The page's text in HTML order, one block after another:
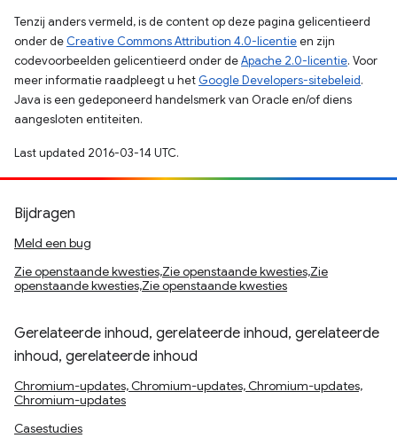
Tenzij anders vermeld, is de content op deze pagina gelicentieerd
onder de Creative Commons Attribution 4.0-licentieen zijn
codevoorbeelden gelicentieerd onder deApache 2.0-licentie. Voor
meer informatie raadpleegt u het Google Developers-sitebeleid.
Java is een gedeponeerd handelsmerk van Oracle en/of diens
aangesloten entiteiten.
Last updated 2016-03-14 UTC.
Bijdragen
Meld een bug
Zie openstaande kwesties,Zie openstaande kwesties,Zie
openstaande kwesties,Zie openstaande kwesties
Gerelateerde inhoud, gerelateerde inhoud, gerelateerde
inhoud, gerelateerde inhoud
Chromium-updates, Chromium-updates, Chromium-updates,
Chromium-updates
Casestudies